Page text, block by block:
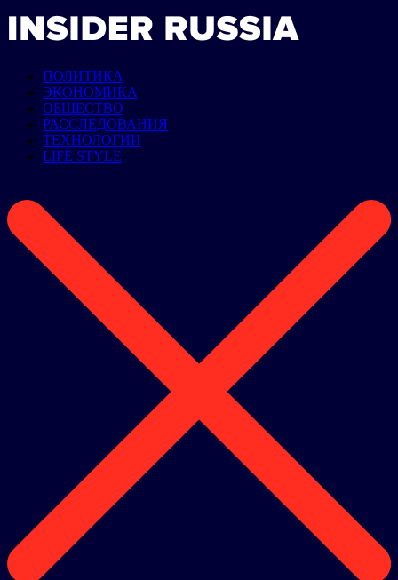
ПОЛИТИКА
ЭКОНОМИКА
ОБЩЕСТВО
РАССЛЕДОВАНИЯ
ТЕХНОЛОГИИ
LIFE STYLE